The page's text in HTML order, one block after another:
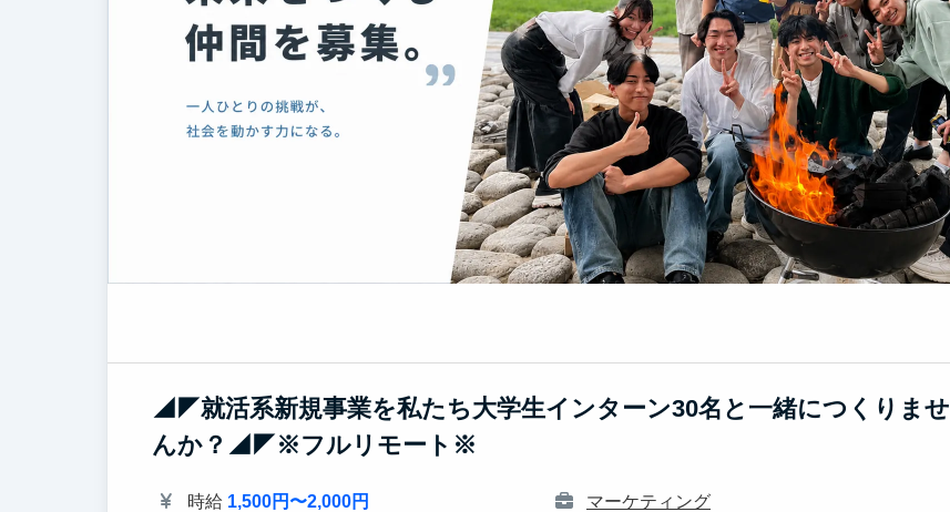
◢◤就活系新規事業を私たち大学生インターン30名と一緒につくりませ
んか？◢◤※フルリモート※
時給 1,500円〜2,000円 マーケティング